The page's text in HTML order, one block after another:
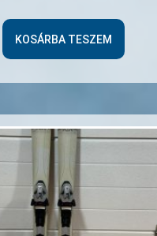
KOSÁRBA TESZEM